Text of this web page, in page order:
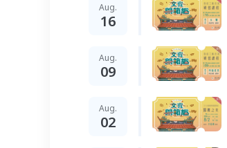
Aug.
16
Aug.
09
Aug.
02